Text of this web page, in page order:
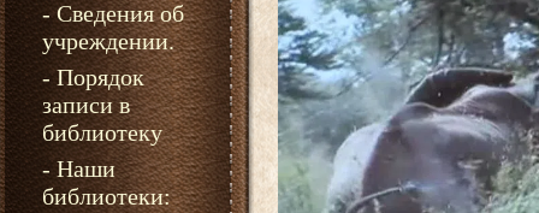
- Сведения об
учреждении.
- Порядок
записи в
библиотеку
- Наши
библиотеки: